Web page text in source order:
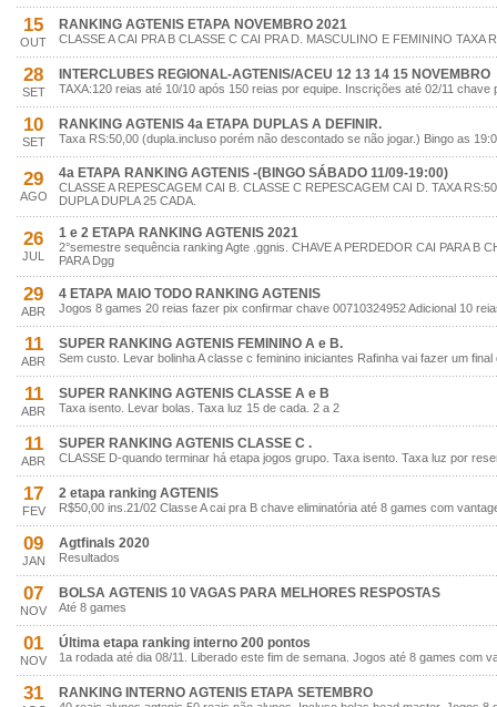
15
OUT
RANKING AGTENIS ETAPA NOVEMBRO 2021
CLASSE A CAI PRA B CLASSE C CAI PRA D. MASCULINO E FEMININO TAXA
28
SET
INTERCLUBES REGIONAL-AGTENIS/ACEU 12 13 14 15 NOVEMBRO
TAXA:120 reias até 10/10 após 150 reias por equipe. Inscrições até 02/11 chave
10
SET
RANKING AGTENIS 4a ETAPA DUPLAS A DEFINIR.
Taxa RS:50,00 (dupla.incluso porém não descontado se não jogar.) Bingo as
29
AGO
4a ETAPA RANKING AGTENIS -(BINGO SÁBADO 11/09-19:00)
CLASSE A REPESCAGEM CAI B. CLASSE C REPESCAGEM CAI D. TAXA
DUPLA DUPLA 25 CADA.
26
JUL
1 e 2 ETAPA RANKING AGTENIS 2021
2°semestre sequência ranking Agte .ggnis. CHAVE A PERDEDOR CAI PARA B
PARA Dgg
29
ABR
4 ETAPA MAIO TODO RANKING AGTENIS
Jogos 8 games 20 reias fazer pix confirmar chave 00710324952 Adicional 10
11
ABR
SUPER RANKING AGTENIS FEMININO A e B.
Sem custo. Levar bolinha A classe c feminino iniciantes Rafinha vai fazer um
11
ABR
SUPER RANKING AGTENIS CLASSE A e B
Taxa isento. Levar bolas. Taxa luz 15 de cada. 2 a 2
11
ABR
SUPER RANKING AGTENIS CLASSE C .
CLASSE D-quando terminar há etapa jogos grupo. Taxa isento. Taxa luz por
17
FEV
2 etapa ranking AGTENIS
R$50,00 ins.21/02 Classe A cai pra B chave eliminatória até 8 games com
09
JAN
Agtfinals 2020
Resultados
07
NOV
BOLSA AGTENIS 10 VAGAS PARA MELHORES RESPOSTAS
Até 8 games
01
NOV
Última etapa ranking interno 200 pontos
1a rodada até dia 08/11. Liberado este fim de semana. Jogos até 8 games com
31 RANKING INTERNO AGTENIS ETAPA SETEMBRO